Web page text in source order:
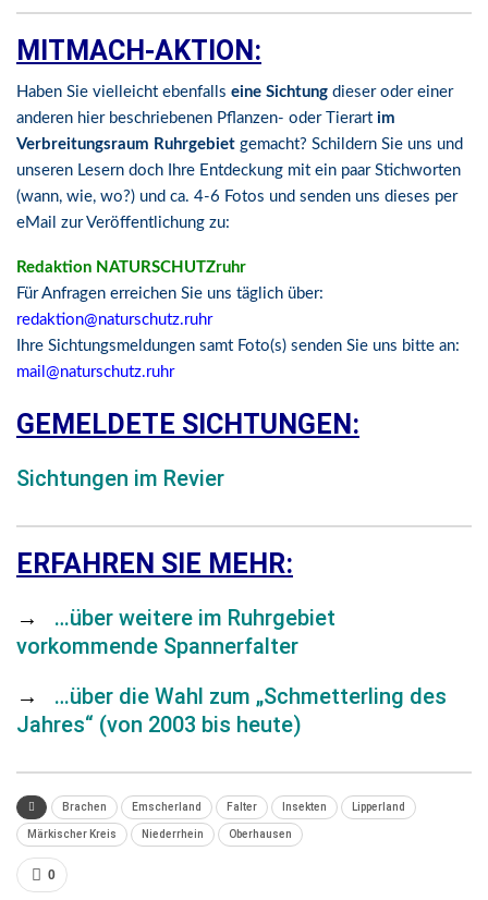
MITMACH-AKTION:
Haben Sie vielleicht ebenfalls eine Sichtung dieser oder einer
anderen hier beschriebenen Pflanzen- oder Tierart im
Verbreitungsraum Ruhrgebiet gemacht? Schildern Sie uns und
unseren Lesern doch Ihre Entdeckung mit ein paar Stichworten
(wann, wie, wo?) und ca. 4-6 Fotos und senden uns dieses per
eMail zur Veröffentlichung zu:
Redaktion NATURSCHUTZruhr
Für Anfragen erreichen Sie uns täglich über:
redaktion@naturschutz.ruhr
Ihre Sichtungsmeldungen samt Foto(s) senden Sie uns bitte an:
mail@naturschutz.ruhr
GEMELDETE SICHTUNGEN:
Sichtungen im Revier
ERFAHREN SIE MEHR:
→ …über weitere im Ruhrgebiet
vorkommende Spannerfalter
→ …über die Wahl zum „Schmetterling des
Jahres“ (von 2003 bis heute)
Brachen Emscherland Falter Insekten Lipperland
Märkischer Kreis Niederrhein Oberhausen
0